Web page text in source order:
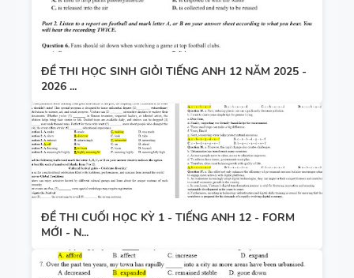
ĐỀ THI HỌC SINH GIỎI TIẾNG ANH 12 NĂM 2025 -
2026 ...
ĐỀ THI CUỐI HỌC KỲ 1 - TIẾNG ANH 12 - FORM
MỚI - N...